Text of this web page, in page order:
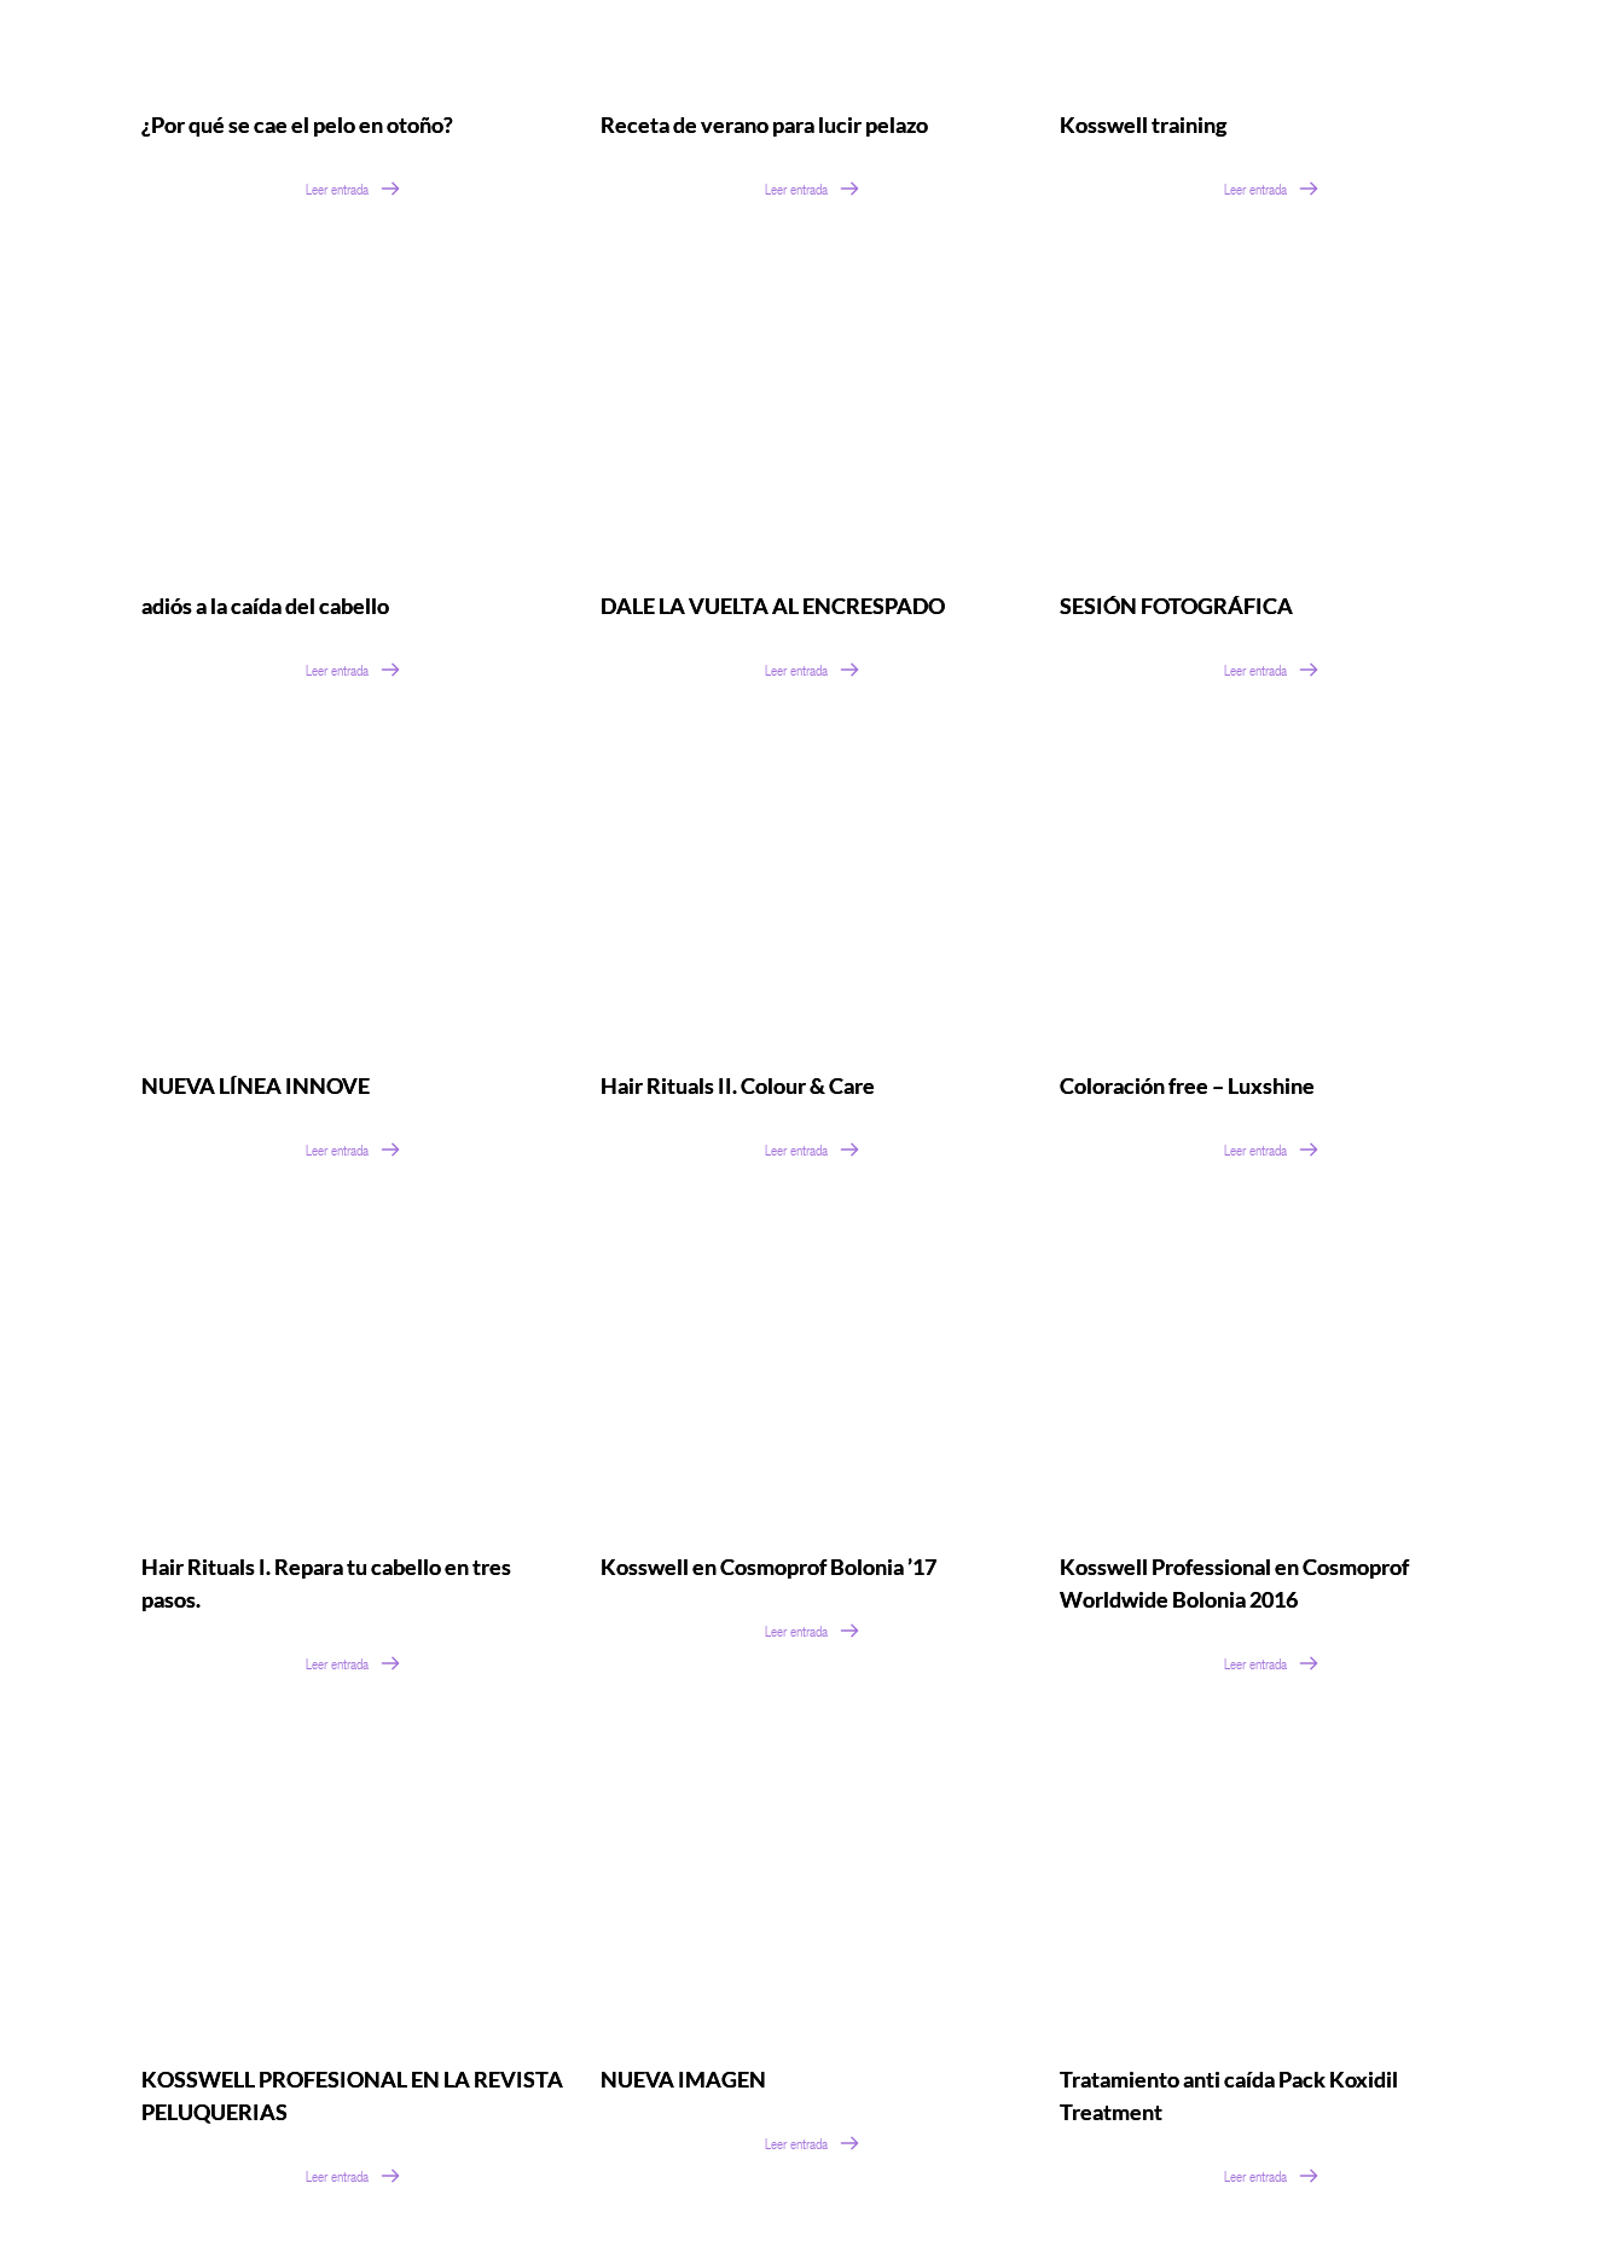
¿Por qué se cae el pelo en otoño?
Leer entrada
Receta de verano para lucir pelazo
Leer entrada
Kosswell training
Leer entrada
adiós a la caída del cabello
Leer entrada
DALE LA VUELTA AL ENCRESPADO
Leer entrada
SESIÓN FOTOGRÁFICA
Leer entrada
NUEVA LÍNEA INNOVE
Leer entrada
Hair Rituals II. Colour & Care
Leer entrada
Coloración free – Luxshine
Leer entrada
Hair Rituals I. Repara tu cabello en tres
pasos.
Leer entrada
Kosswell en Cosmoprof Bolonia ’17
Leer entrada
Kosswell Professional en Cosmoprof
Worldwide Bolonia 2016
Leer entrada
KOSSWELL PROFESIONAL EN LA REVISTA
PELUQUERIAS
Leer entrada
NUEVA IMAGEN
Leer entrada
Tratamiento anti caída Pack Koxidil
Treatment
Leer entrada